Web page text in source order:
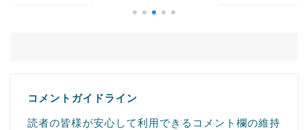
コメントガイドライン
読者の皆様が安心して利用できるコメント欄の維持